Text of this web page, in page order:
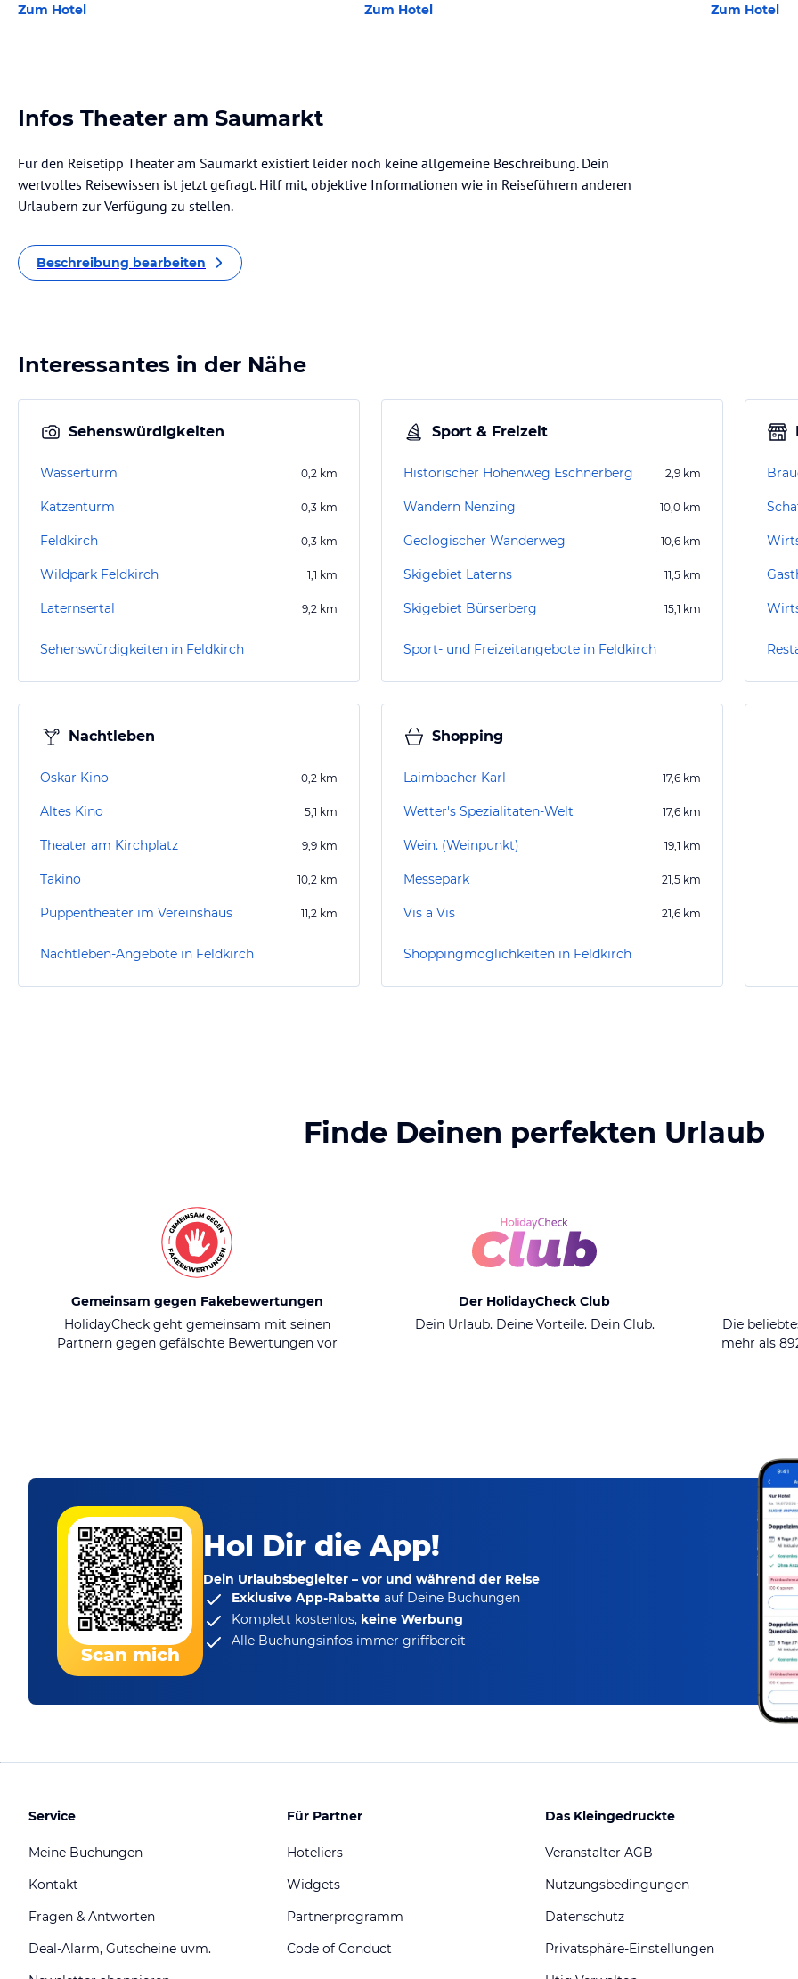
Zum Hotel Zum Hotel Zum Hotel
Infos Theater am Saumarkt
Für den Reisetipp Theater am Saumarkt existiert leider noch keine allgemeine Beschreibung. Dein
wertvolles Reisewissen ist jetzt gefragt. Hilf mit, objektive Informationen wie in Reiseführern anderen
Urlaubern zur Verfügung zu stellen.
Beschreibung bearbeiten
Interessantes in der Nähe
Sehenswürdigkeiten
Wasserturm 0,2 km
Katzenturm 0,3 km
Feldkirch 0,3 km
Wildpark Feldkirch 1,1 km
Laternsertal 9,2 km
Sehenswürdigkeiten in Feldkirch
Sport & Freizeit
Historischer Höhenweg Eschnerberg 2,9 km
Wandern Nenzing 10,0 km
Geologischer Wanderweg 10,6 km
Skigebiet Laterns 11,5 km
Skigebiet Bürserberg 15,1 km
Sport- und Freizeitangebote in Feldkirch
Nachtleben
Oskar Kino 0,2 km
Altes Kino 5,1 km
Theater am Kirchplatz 9,9 km
Takino 10,2 km
Puppentheater im Vereinshaus 11,2 km
Nachtleben-Angebote in Feldkirch
Shopping
Laimbacher Karl 17,6 km
Wetter's Spezialitaten-Welt 17,6 km
Wein. (Weinpunkt) 19,1 km
Messepark 21,5 km
Vis a Vis 21,6 km
Shoppingmöglichkeiten in Feldkirch
Finde Deinen perfekten Urlaub
Gemeinsam gegen Fakebewertungen
HolidayCheck geht gemeinsam mit seinen
Partnern gegen gefälschte Bewertungen vor
Der HolidayCheck Club
Dein Urlaub. Deine Vorteile. Dein Club.
Die
mehr als
Scan mich
Hol Dir die App!
Dein Urlaubsbegleiter – vor und während der Reise
Exklusive App-Rabatte auf Deine Buchungen
Komplett kostenlos, keine Werbung
Alle Buchungsinfos immer griffbereit
Service
Meine Buchungen
Kontakt
Fragen & Antworten
Deal-Alarm, Gutscheine uvm.
Für Partner
Hoteliers
Widgets
Partnerprogramm
Code of Conduct
Das Kleingedruckte
Veranstalter AGB
Nutzungsbedingungen
Datenschutz
Privatsphäre-Einstellungen